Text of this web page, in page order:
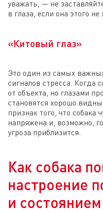
уважать, — не
в глаза, если она этого не
«Китовый глаз»
Это один из самых
сигналов стресса. Когда
от объекта, но глазами
становятся хорошо
признак того, что собака
напряжена и, возможно,
угроза приблизится.
Как собака
настроение
и